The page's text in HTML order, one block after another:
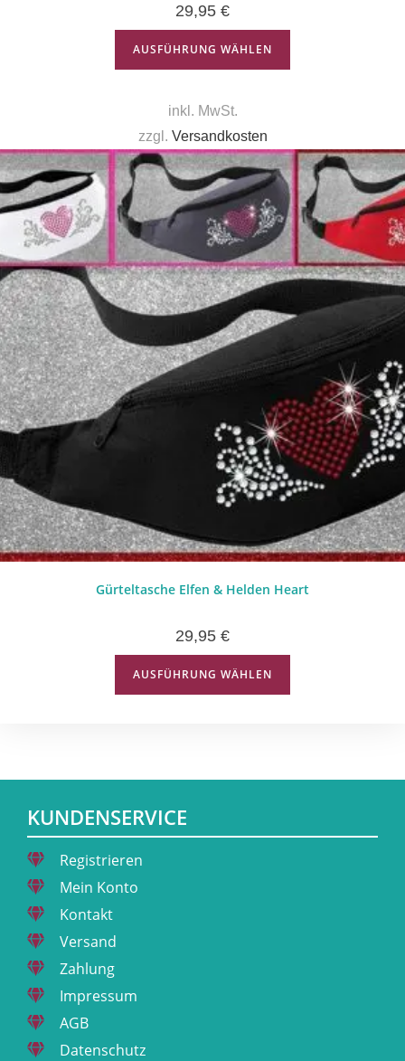
29,95 €
AUSFÜHRUNG WÄHLEN
inkl. MwSt.
zzgl. Versandkosten
Gürteltasche Elfen & Helden Heart
29,95 €
AUSFÜHRUNG WÄHLEN
KUNDENSERVICE
Registrieren
Mein Konto
Kontakt
Versand
Zahlung
Impressum
AGB
Datenschutz